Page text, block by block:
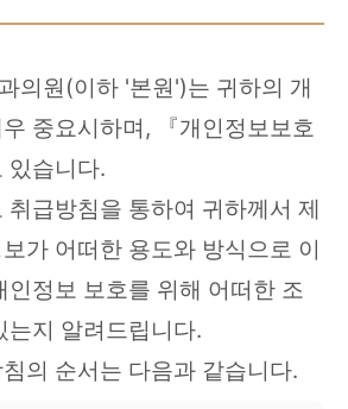
의원(이하 '본원')는 귀하의 개
중요시하며, 『개인정보보호
있습니다.
취급방침을 통하여 귀하께서 제
가 어떠한 용도와 방식으로 이
인정보 보호를 위해 어떠한 조
는지 알려드립니다.
의 순서는 다음과 같습니다.